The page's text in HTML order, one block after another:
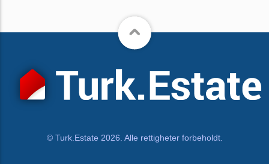
© Turk.Estate 2026. Alle rettigheter forbeholdt.